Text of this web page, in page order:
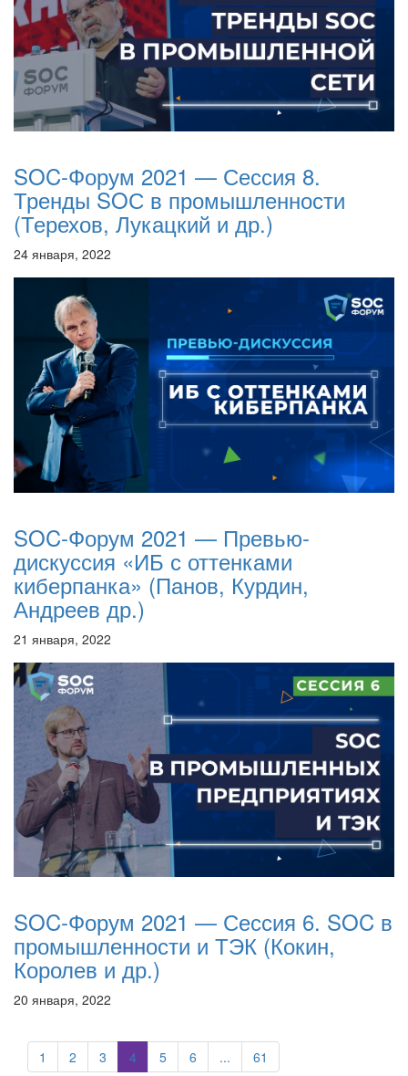
SOC-Форум 2021 — Сессия 8.
Тренды SOС в промышленности
(Терехов, Лукацкий и др.)
24 января, 2022
SOC-Форум 2021 — Превью-
дискуссия «ИБ с оттенками
киберпанка» (Панов, Курдин,
Андреев др.)
21 января, 2022
SOC-Форум 2021 — Сессия 6. SOC в
промышленности и ТЭК (Кокин,
Королев и др.)
20 января, 2022
1 2 3 4 5 6 ... 61